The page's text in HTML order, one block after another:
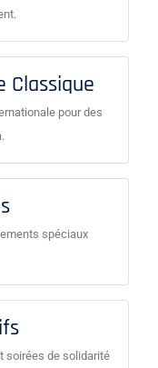
Classique
pour des
spéciaux
soirées de solidarité